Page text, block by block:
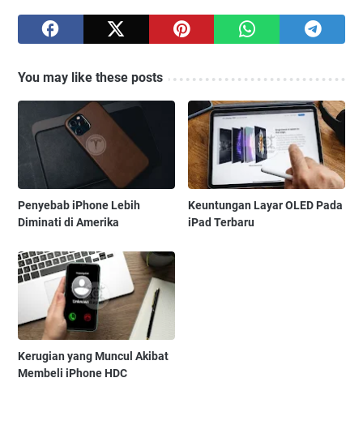
You may like these posts
Penyebab iPhone Lebih
Diminati di Amerika
Keuntungan Layar OLED Pada
iPad Terbaru
Kerugian yang Muncul Akibat
Membeli iPhone HDC